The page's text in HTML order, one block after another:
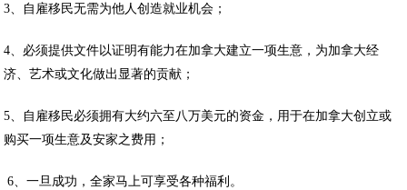
3、自雇移民无需为他人创造就业机会；
4、必须提供文件以证明有能力在加拿大建立一项生意，为加拿大经
济、艺术或文化做出显著的贡献；
5、自雇移民必须拥有大约六至八万美元的资金，用于在加拿大创立或
购买一项生意及安家之费用；
6、一旦成功，全家马上可享受各种福利。